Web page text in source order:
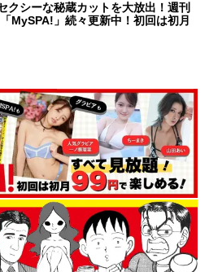
クシーな秘蔵カットを大放出！週刊
MySPA!」続々更新中！初回は初月